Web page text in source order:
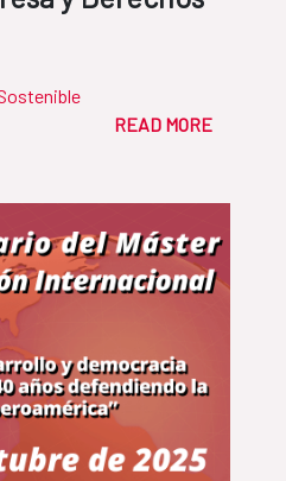
READ MORE